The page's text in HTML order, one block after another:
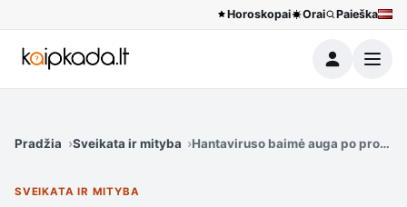
Horoskopai Orai Paieška
Meniu
Pradžia Sveikata ir mityba Hantaviruso baimė auga po
SVEIKATA IR MITYBA